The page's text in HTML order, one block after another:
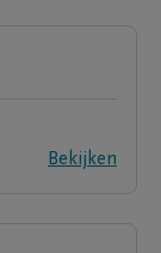
Bekijken